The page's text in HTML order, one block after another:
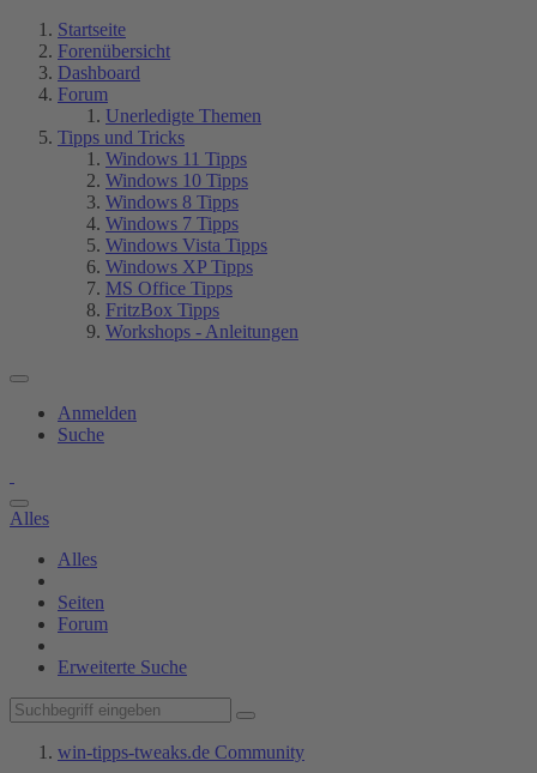
Startseite
Forenübersicht
Dashboard
Forum
Unerledigte Themen
Tipps und Tricks
Windows 11 Tipps
Windows 10 Tipps
Windows 8 Tipps
Windows 7 Tipps
Windows Vista Tipps
Windows XP Tipps
MS Office Tipps
FritzBox Tipps
Workshops - Anleitungen
Anmelden
Suche
Alles
Alles
Seiten
Forum
Erweiterte Suche
win-tipps-tweaks.de Community